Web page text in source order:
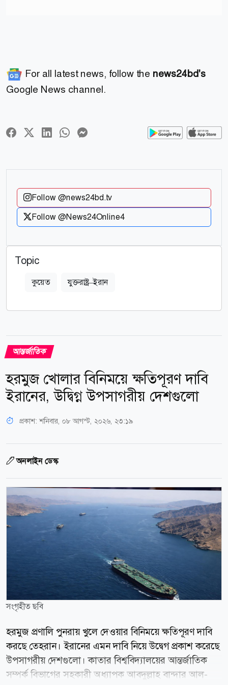
For all latest news, follow the news24bd's
Google News channel.
Follow @news24bd.tv
Follow @News24Online4
Topic
কুয়েত যুক্তরাষ্ট্র–ইরান
আন্তর্জাতিক
হরমুজ খোলার বিনিময়ে ক্ষতিপূরণ দাবি
ইরানের, উদ্বিগ্ন উপসাগরীয় দেশগুলো
প্রকাশ:শনিবার, ০৮ আগস্ট, ২০২৬, ২৩:১৯
অনলাইন ডেস্ক
সংগৃহীত ছবি
হরমুজ প্রণালি পুনরায় খুলে দেওয়ার বিনিময়ে ক্ষতিপূরণ দাবি
করছে তেহরান। ইরানের এমন দাবি নিয়ে উদ্বেগ প্রকাশ করেছে
উপসাগরীয় দেশগুলো। কাতার বিশ্ববিদ্যালয়ের আন্তর্জাতিক
সম্পর্ক বিভাগের সহকারী অধ্যাপক আবদুল্লাহ বান্দার আল-